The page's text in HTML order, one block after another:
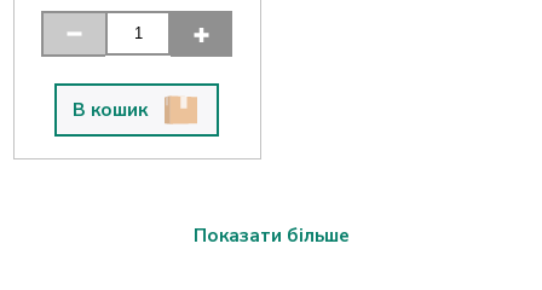
В кошик
Показати більше